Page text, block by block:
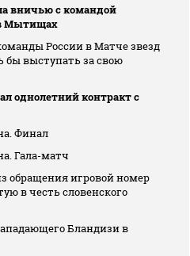
вничью с командой
в Мытищах
России в Матче звезд
бы выступать за свою
однолетний контракт с
Финал
Гала-матч
обращения игровой номер
в честь словенского
Бландизи в